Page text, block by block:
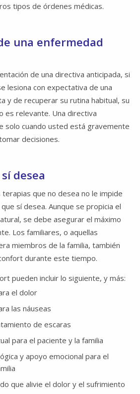
tipos de órdenes médicas.
una enfermedad
de una directiva anticipada, si
lesiona con expectativa de una
y de recuperar su rutina habitual, su
es relevante. Una directiva
solo cuando usted está gravemente
decisiones.
desea
terapias que no desea no le impide
sí desea. Aunque se propicia el
se debe asegurar el máximo
Los familiares, o aquellas
miembros de la familia, también
durante este tiempo.
pueden incluir lo siguiente, y más:
el dolor
las náuseas
de escaras
para el paciente y la familia
y apoyo emocional para el
que alivie el dolor y el sufrimiento